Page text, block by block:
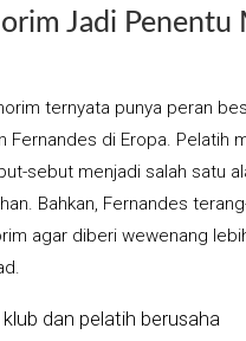
Jadi Penentu
ternyata punya peran
Fernandes di Eropa. Pelatih
sebut menjadi salah satu
Bahkan, Fernandes
agar diberi wewenang
klub dan pelatih berusaha